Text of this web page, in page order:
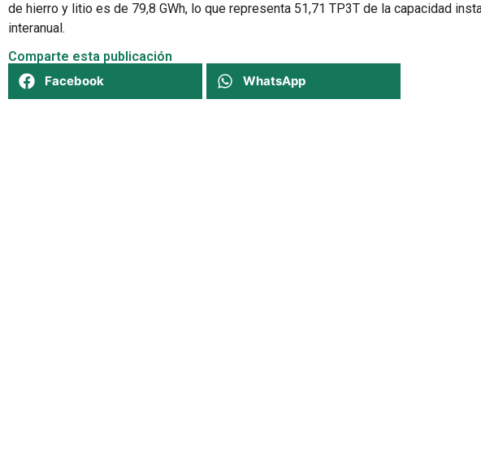
de hierro y litio es de 79,8 GWh, lo que representa 51,71 TP3T de la capacidad
interanual.
Comparte esta publicación
Facebook
WhatsApp